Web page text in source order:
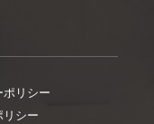
ポリシー
リシー